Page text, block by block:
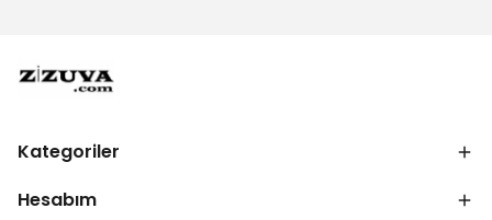
Kategoriler
Hesabım